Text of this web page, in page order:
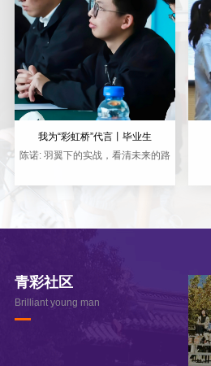
我为“彩虹桥”代言丨毕业生
陈诺: 羽翼下的实战，看清未来的路
青彩社区
Brilliant young man